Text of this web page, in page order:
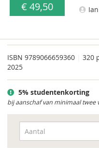
€ 49,50
ISBN 9789066659360 320
2025
5% studentenkorting
bij aanschaf van minimaal